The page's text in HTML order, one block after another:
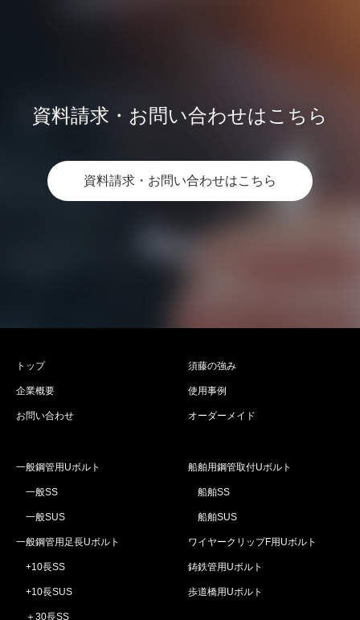
資料請求・お問い合わせはこちら
資料請求・お問い合わせはこちら
トップ
企業概要
お問い合わせ
須藤の強み
使用事例
オーダーメイド
一般鋼管用Uボルト
一般SS
一般SUS
一般鋼管用足長Uボルト
+10長SS
+10長SUS
＋30長SS
船舶用鋼管取付Uボルト
船舶SS
船舶SUS
ワイヤークリップF用Uボルト
鋳鉄管用Uボルト
歩道橋用Uボルト